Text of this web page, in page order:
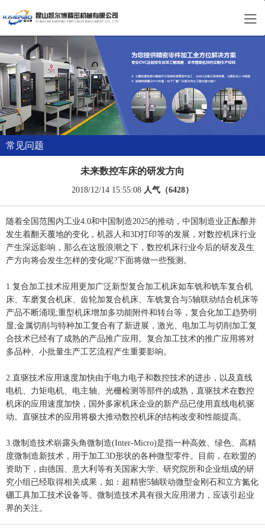
常见问题
未来数控车床的研发方向
2018/12/14 15:55:08 人气（6428）
随着全国范围内工业4.0和中国制造2025的推动，中国制造业正酝酿并
发生着翻天覆地的变化，机器人和3D打印等的发展，对数控机床行业
产生深远影响，那么在这股浪潮之下，数控机床行业今后的研发及生
产方向将会发生怎样的变化呢?下面将做一些预测。
1.复合加工技术应用更加广泛新型复合加工机床如车铣和铣车复合机
床、车磨复合机床、齿轮加复合机床、车铣复合与5轴联动结合机床等
产品不断涌现;重型机床增加多功能附件和转台等，复合化加工趋势明
显;金属切削与特种加工复合有了新进展，激光、电加工与切削加工复
合技术已经有了成熟的产品推广应用。复合加工技术的推广应用将对
多品种、小批量生产工艺流程产生重要影响。
2.直驱技术应用速度加快由于电力电子和数控技术的进步，以及直线
电机、力矩电机、电主轴、光栅检测等部件的成熟，直驱技术在数控
机床的应用速度加快，国外多家机床企业的新产品已使用直线电机驱
动。直驱技术的应用将极大推动数控机床的结构改变和性能提高。
3.微制造技术崭露头角微制造(Inter-Micro)是指一种高效、绿色、高精
度微制造新技术，用于加工3D形状的各种微型零件。目前，在欧盟的
资助下，由德国、意大利等有关国家大学、研究院所和企业组成的研
究小组已经取得相关成果，如：超精密5轴联动微型金刚石和立方氮化
硼工具加工技术设备等。微制造技术具有很大应用潜力，应该引起业
界的关注。